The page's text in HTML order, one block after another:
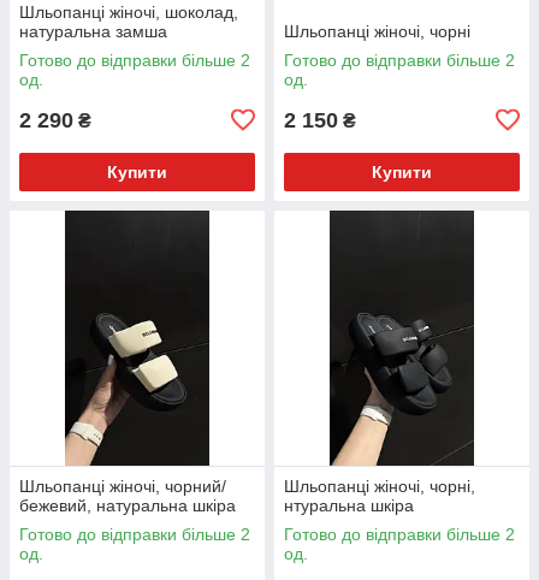
Шльопанці жіночі, шоколад,
натуральна замша
Готово до відправки більше 2
од.
2 290 ₴
Купити
Шльопанці жіночі, чорні
Готово до відправки більше 2
од.
2 150 ₴
Купити
Шльопанці жіночі, чорний/
бежевий, натуральна шкіра
Готово до відправки більше 2
од.
Шльопанці жіночі, чорні,
нтуральна шкіра
Готово до відправки більше 2
од.